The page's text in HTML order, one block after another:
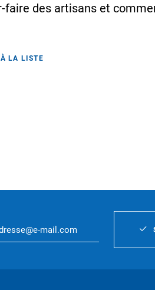
des artisans et
À LA LISTE